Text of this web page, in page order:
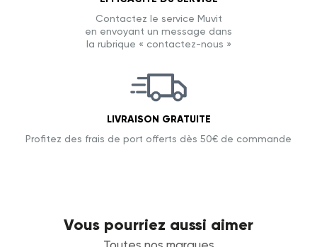
Contactez le service Muvit
en envoyant un message dans
la rubrique « contactez-nous »
LIVRAISON GRATUITE
Profitez des frais de port offerts dès 50€ de commande
Vous pourriez aussi aimer